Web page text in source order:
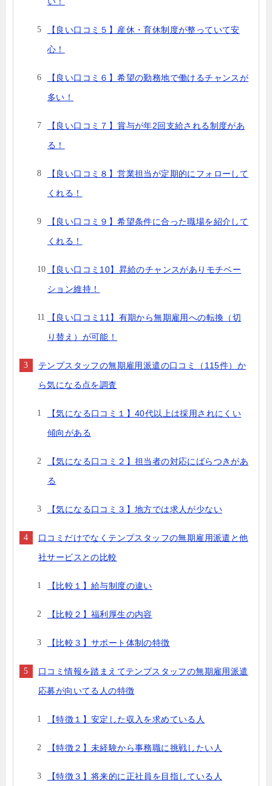
【良い口コミ５】産休・育休制度が整っていて安
心！
【良い口コミ６】希望の勤務地で働けるチャンスが
多い！
【良い口コミ７】賞与が年2回支給される制度があ
る！
【良い口コミ８】営業担当が定期的にフォローして
くれる！
【良い口コミ９】希望条件に合った職場を紹介して
くれる！
【良い口コミ10】昇給のチャンスがありモチベー
ション維持！
【良い口コミ11】有期から無期雇用への転換（切
り替え）が可能！
テンプスタッフの無期雇用派遣の口コミ（115件）か
ら気になる点を調査
【気になる口コミ１】40代以上は採用されにくい
傾向がある
【気になる口コミ２】担当者の対応にばらつきがあ
る
【気になる口コミ３】地方では求人が少ない
口コミだけでなくテンプスタッフの無期雇用派遣と他
社サービスとの比較
【比較１】給与制度の違い
【比較２】福利厚生の内容
【比較３】サポート体制の特徴
口コミ情報を踏まえてテンプスタッフの無期雇用派遣
応募が向いてる人の特徴
【特徴１】安定した収入を求めている人
【特徴２】未経験から事務職に挑戦したい人
【特徴３】将来的に正社員を目指している人